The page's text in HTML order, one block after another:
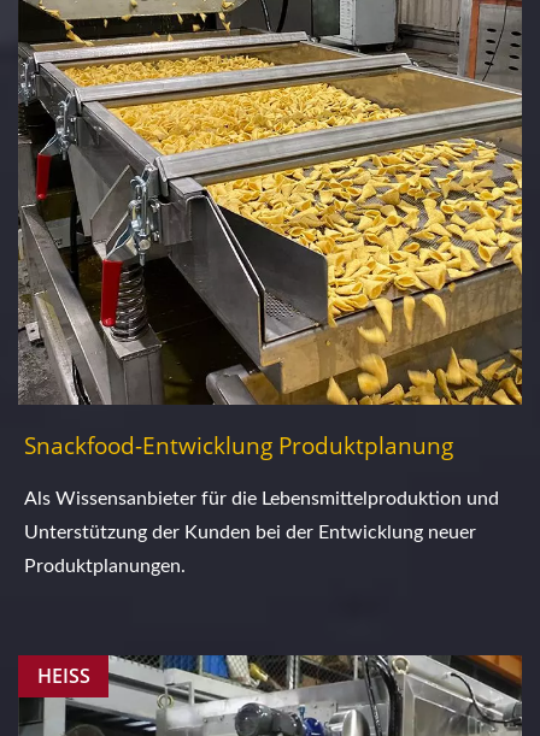
Snackfood-Entwicklung Produktplanung
Als Wissensanbieter für die Lebensmittelproduktion und
Unterstützung der Kunden bei der Entwicklung neuer
Produktplanungen.
HEISS